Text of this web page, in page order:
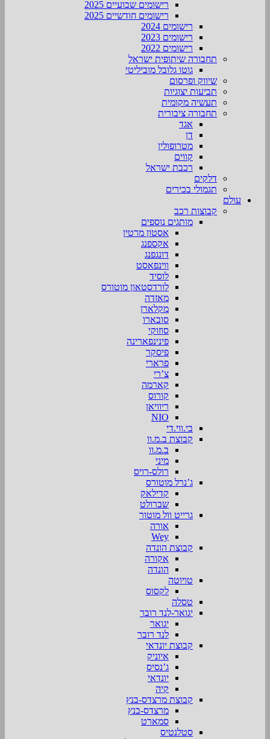
רישומים שבועיים 2025
רישומים חודשיים 2025
רישומים 2024
רישומים 2023
רישומים 2022
תחבורה שיתופית ישראל
גוטו גלובל מוביליטי
שיווק ופרסום
תביעות יצוגיות
תעשיה מקומית
תחבורה ציבורית
אגד
דן
מטרופולין
קווים
רכבת ישראל
דלקים
תגמולי בכירים
עולם
קבוצות רכב
מותגים נוספים
אסטון מרטין
אקספנג
דונגפנג
ווינפאסט
לוסיד
לורדסטאון מוטורס
מאזדה
מקלארן
סובארו
סוזוקי
פינינפארינה
פיסקר
פרארי
צ’רי
קארמה
קורוס
ריוויאן
NIO
בי.ווי.די
קבוצת ב.מ.וו
ב.מ.וו
מיני
רולס-רויס
ג’נרל מוטורס
קדילאק
שברולט
גרייט וול מוטור
אורה
Wey
קבוצת הונדה
אקורה
הונדה
טויוטה
לקסוס
טסלה
יגואר-לנד רובר
יגואר
לנד רובר
קבוצת יונדאי
איוניק
ג’נסיס
יונדאי
קיה
קבוצת מרצדס-בנץ
מרצדס-בנץ
סמארט
סטלנטיס